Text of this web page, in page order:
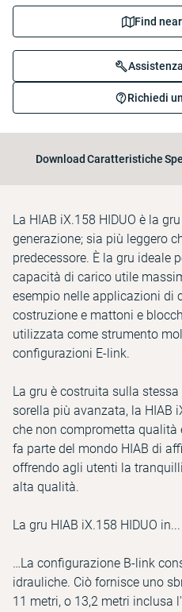
Find
Richiedi
Download Caratteristiche
La HIAB iX.158 HIDUO è la
generazione; sia più leggero
predecessore. È la gru ideale
capacità di carico utile
esempio nelle applicazioni di
costruzione e mattoni e
utilizzata come strumento
configurazioni E-link.
La gru è costruita sulla
sorella più avanzata, la HIAB
che non comprometta qualità
fa parte del mondo HIAB di
offrendo agli utenti la
alta qualità.
La gru HIAB iX.158 HIDUO in...
…La configurazione B-link
idrauliche. Ciò fornisce uno
11 metri, o 13,2 metri inclusa